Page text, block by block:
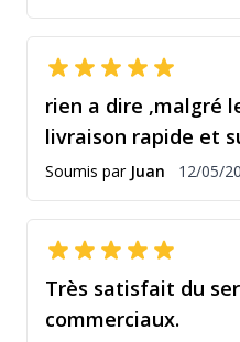
rien a dire ,malgré
livraison rapide et
Soumis par Juan 12 mai
12/05/
Très satisfait du
commerciaux.